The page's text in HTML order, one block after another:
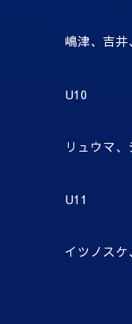
嶋津、吉井
U10
リュウマ
U11
イツノス